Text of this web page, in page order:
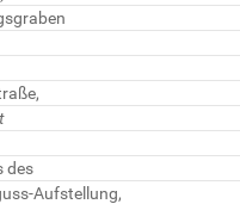
des
Aufstellung,